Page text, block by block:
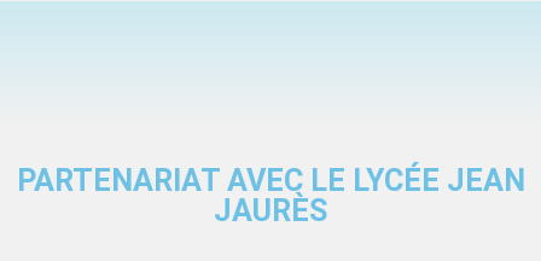
PARTENARIAT AVEC LE LYCÉE JEAN
JAURÈS